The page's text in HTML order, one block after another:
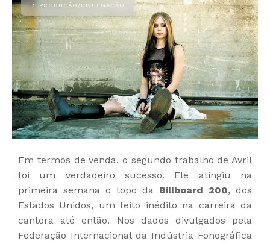
Em termos de venda, o segundo trabalho de Avril
foi um verdadeiro sucesso. Ele atingiu na
primeira semana o topo da Billboard 200, dos
Estados Unidos, um feito inédito na carreira da
cantora até então. Nos dados divulgados pela
Federação Internacional da Indústria Fonográfica